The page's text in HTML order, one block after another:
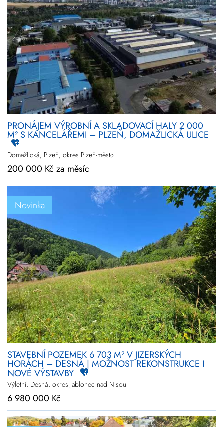
PRONÁJEM VÝROBNÍ A SKLADOVACÍ HALY 2 000
M² S KANCELÁŘEMI – PLZEŇ, DOMAŽLICKÁ ULICE
Domažlická, Plzeň, okres Plzeň-město
200 000 Kč za měsíc
Novinka
STAVEBNÍ POZEMEK 6 703 M² V JIZERSKÝCH
HORÁCH – DESNÁ | MOŽNOST REKONSTRUKCE I
NOVÉ VÝSTAVBY
Výletní, Desná, okres Jablonec nad Nisou
6 980 000 Kč